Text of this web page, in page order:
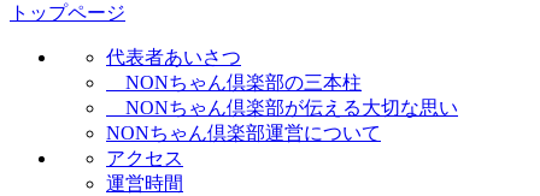
トップページ
代表者あいさつ
NONちゃん倶楽部の三本柱
NONちゃん倶楽部が伝える大切な思い
NONちゃん倶楽部運営について
アクセス
運営時間